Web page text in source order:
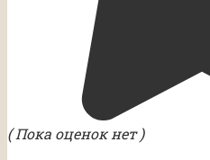
( Пока оценок нет )